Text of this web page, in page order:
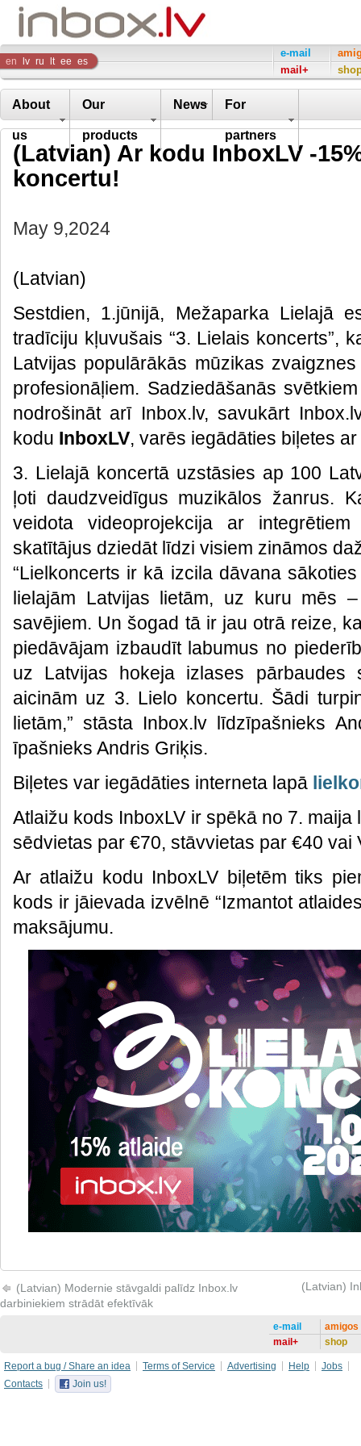
Inbox
Company
en lv ru lt ee es
e-mail
mail+
About
us
Our
products
News For
partners
(Latvian) Ar kodu InboxLV -
koncertu!
May 9,2024
(Latvian)
Sestdien, 1.jūnijā, Mežaparka Lielajā
tradīciju kļuvušais “3. Lielais koncerts”,
Latvijas populārākās mūzikas
profesionāļiem. Sadziedāšanās
nodrošināt arī Inbox.lv, savukārt
kodu InboxLV, varēs iegādāties biļetes
3. Lielajā koncertā uzstāsies ap 100
ļoti daudzveidīgus muzikālos žanrus.
veidota videoprojekcija ar
skatītājus dziedāt līdzi visiem zināmos
“Lielkoncerts ir kā izcila dāvana
lielajām Latvijas lietām, uz kuru mēs
savējiem. Un šogad tā ir jau otrā reize,
piedāvājam izbaudīt labumus no
uz Latvijas hokeja izlases pārbaudes
aicinām uz 3. Lielo koncertu. Šādi
lietām,” stāsta Inbox.lv līdzīpašnieks
īpašnieks Andris Griķis.
Biļetes var iegādāties interneta lapā
Atlaižu kods InboxLV ir spēkā no 7.
sēdvietas par €70, stāvvietas par €40 vai
Ar atlaižu kodu InboxLV biļetēm tiks
kods ir jāievada izvēlnē “Izmantot
maksājumu.
(Latvian) Modernie stāvgaldi palīdz Inbox.lv
darbiniekiem strādāt efektīvāk
(Latvian)
e-mail
mail+
amigos
shop
Report a bug / Share an idea Terms of Service Advertising Help
Jobs
Contacts
Join us!